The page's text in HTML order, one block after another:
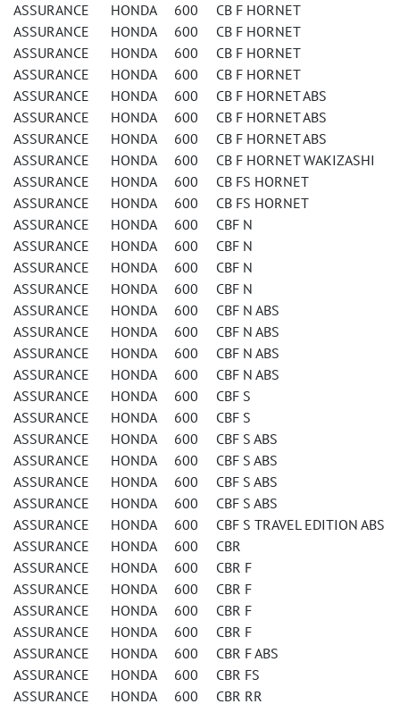
ASSURANCE HONDA 600 CB F HORNET
ASSURANCE HONDA 600 CB F HORNET
ASSURANCE HONDA 600 CB F HORNET
ASSURANCE HONDA 600 CB F HORNET
ASSURANCE HONDA 600 CB F HORNET ABS
ASSURANCE HONDA 600 CB F HORNET ABS
ASSURANCE HONDA 600 CB F HORNET ABS
ASSURANCE HONDA 600 CB F HORNET WAKIZASHI
ASSURANCE HONDA 600 CB FS HORNET
ASSURANCE HONDA 600 CB FS HORNET
ASSURANCE HONDA 600 CBF N
ASSURANCE HONDA 600 CBF N
ASSURANCE HONDA 600 CBF N
ASSURANCE HONDA 600 CBF N
ASSURANCE HONDA 600 CBF N ABS
ASSURANCE HONDA 600 CBF N ABS
ASSURANCE HONDA 600 CBF N ABS
ASSURANCE HONDA 600 CBF N ABS
ASSURANCE HONDA 600 CBF S
ASSURANCE HONDA 600 CBF S
ASSURANCE HONDA 600 CBF S ABS
ASSURANCE HONDA 600 CBF S ABS
ASSURANCE HONDA 600 CBF S ABS
ASSURANCE HONDA 600 CBF S ABS
ASSURANCE HONDA 600 CBF S TRAVEL EDITION ABS
ASSURANCE HONDA 600 CBR
ASSURANCE HONDA 600 CBR F
ASSURANCE HONDA 600 CBR F
ASSURANCE HONDA 600 CBR F
ASSURANCE HONDA 600 CBR F
ASSURANCE HONDA 600 CBR F ABS
ASSURANCE HONDA 600 CBR FS
ASSURANCE HONDA 600 CBR RR